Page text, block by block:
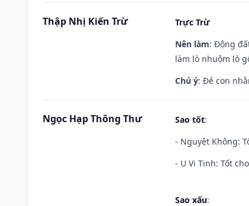
Thập Nhị Kiến Trừ
Trực Trừ
Nên làm: Động
làm lò nhuộm lò
Chú ý: Đẻ con
Ngọc Hạp Thông Thư Sao tốt:
- Nguyệt Không:
- U Vi Tinh: Tốt
Sao xấu: